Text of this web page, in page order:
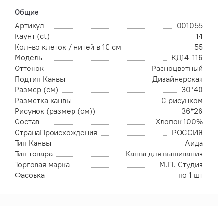
Общие
Артикул
001055
Каунт (ct)
14
Кол-во клеток / нитей в 10 см
55
Модель
КД14-116
Оттенок
Разноцветный
Подтип Канвы
Дизайнерская
Размер (см)
30*40
Разметка канвы
С рисунком
Рисунок (размер (см))
36*26
Состав
Хлопок 100%
СтранаПроисхождения
РОССИЯ
Тип Канвы
Аида
Тип товара
Канва для вышивания
Торговая марка
М.П. Студия
Фасовка
по 1 шт